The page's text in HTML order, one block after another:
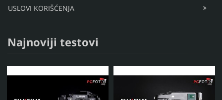
USLOVI KORIŠĆENJA
Najnoviji testovi